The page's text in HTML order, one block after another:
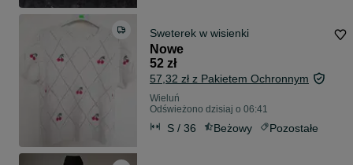
Sweterek w wisienki
Nowe
52 zł
57,32 zł z Pakietem Ochronnym
Wieluń
Odświeżono dzisiaj o 06:41
S / 36 Beżowy Pozostałe